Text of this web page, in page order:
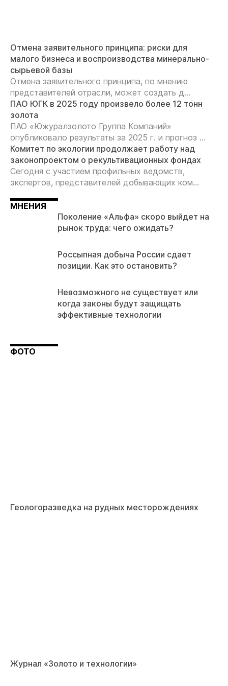
Отмена заявительного принципа: риски для
малого бизнеса и воспроизводства минерально-
сырьевой базы
Отмена заявительного принципа, по мнению
представителей отрасли, может создать д...
ПАО ЮГК в 2025 году произвело более 12 тонн
золота
ПАО «Южуралзолото Группа Компаний»
опубликовало результаты за 2025 г. и прогноз ...
Комитет по экологии продолжает работу над
законопроектом о рекультивационных фондах
Сегодня с участием профильных ведомств,
экспертов, представителей добывающих ком...
МНЕНИЯ
Поколение «Альфа» скоро выйдет на
рынок труда: чего ожидать?
Россыпная добыча России сдает
позиции. Как это остановить?
Невозможного не существует или
когда законы будут защищать
эффективные технологии
ФОТО
Геологоразведка на рудных месторождениях
Журнал «Золото и технологии»